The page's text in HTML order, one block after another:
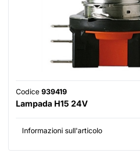
Codice 939419
Lampada H15 24V
Informazioni sull'articolo